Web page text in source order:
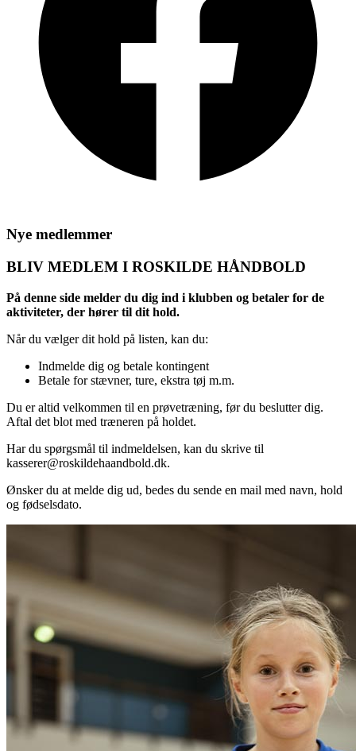
Nye medlemmer
BLIV MEDLEM I ROSKILDE HÅNDBOLD
På denne side melder du dig ind i klubben og betaler for de
aktiviteter, der hører til dit hold.
Når du vælger dit hold på listen, kan du:
Indmelde dig og betale kontingent
Betale for stævner, ture, ekstra tøj m.m.
Du er altid velkommen til en prøvetræning, før du beslutter dig.
Aftal det blot med træneren på holdet.
Har du spørgsmål til indmeldelsen, kan du skrive til
kasserer@roskildehaandbold.dk.
Ønsker du at melde dig ud, bedes du sende en mail med navn, hold
og fødselsdato.